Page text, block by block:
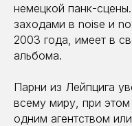
немецкой панк-
заходами в noise и
2003 года, имеет в
альбома.
Парни из Лейпцига
всему миру, при
одним агентством